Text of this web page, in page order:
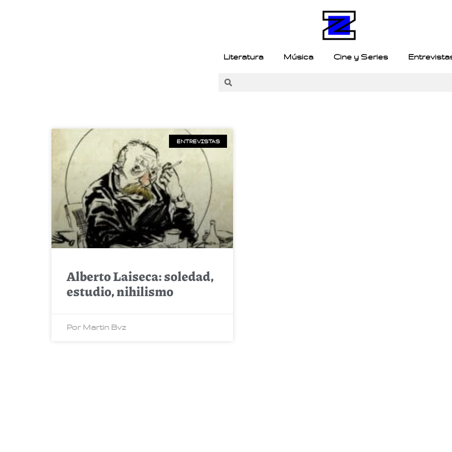
Literatura Música Cine y Series
ENTREVISTAS
Alberto Laiseca: soledad,
estudio, nihilismo
Por Martin Bvz